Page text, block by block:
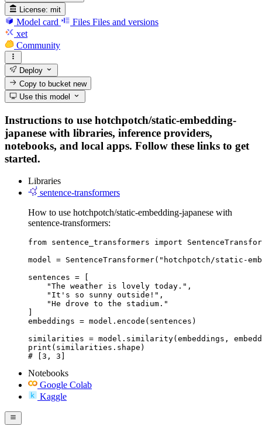
License: mit
Model card Files Files and versions
xet
Community
Deploy
Copy to bucketnew
Use this model
Instructions to use hotchpotch/static-embedding-
japanese with libraries, inference providers,
notebooks, and local apps. Follow these links to get
started.
Libraries
sentence-transformers
How to use hotchpotch/static-embedding-japanese with
sentence-transformers:
from sentence_transformers import
model = SentenceTransformer("hotchpotch/static-
sentences = [
    "The weather is lovely today.",
    "It's so sunny outside!",
    "He drove to the stadium."
embeddings = model.encode(sentences)
similarities = model.similarity(embeddings,
print(similarities.shape)
# [3, 3]
Notebooks
Google Colab
Kaggle